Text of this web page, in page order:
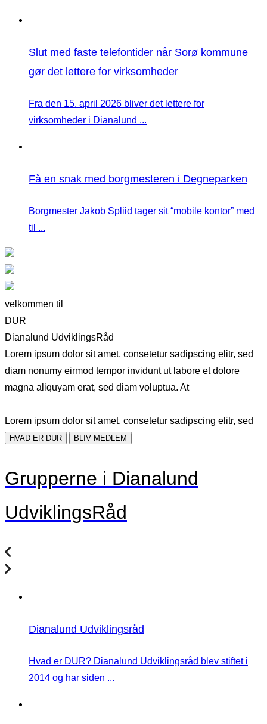
Slut med faste telefontider når Sorø kommune
gør det lettere for virksomheder
Fra den 15. april 2026 bliver det lettere for
virksomheder i Dianalund ...
Få en snak med borgmesteren i Degneparken
Borgmester Jakob Spliid tager sit “mobile kontor” med
til ...
velkommen til
DUR
Dianalund UdviklingsRåd
Lorem ipsum dolor sit amet, consetetur sadipscing elitr, sed
diam nonumy eirmod tempor invidunt ut labore et dolore
magna aliquyam erat, sed diam voluptua. At
Lorem ipsum dolor sit amet, consetetur sadipscing elitr, sed
HVAD ER DUR BLIV MEDLEM
Grupperne i Dianalund
UdviklingsRåd
Dianalund Udviklingsråd
Hvad er DUR? Dianalund Udviklingsråd blev stiftet i
2014 og har siden ...